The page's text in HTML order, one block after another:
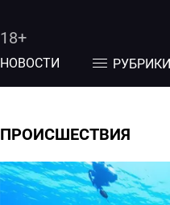
18+
НОВОСТИ РУБРИКИ
ПРОИСШЕСТВИЯ